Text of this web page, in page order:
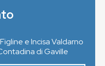
e Incisa Valdarno
di Gaville